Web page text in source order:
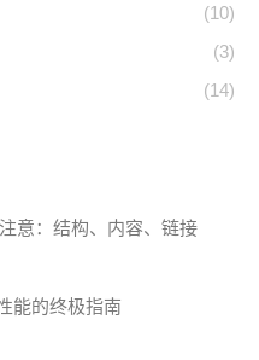
(10)
(3)
(14)
意：结构、内容、链接
能的终极指南